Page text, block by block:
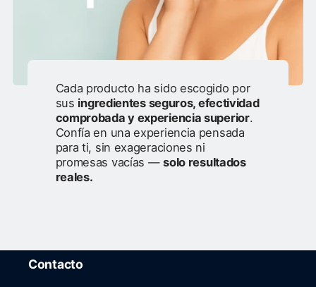
Cada producto ha sido escogido por
sus ingredientes seguros, efectividad
comprobada y experiencia superior.
Confía en una experiencia pensada
para ti, sin exageraciones ni
promesas vacías —solo resultados
reales.
Contacto